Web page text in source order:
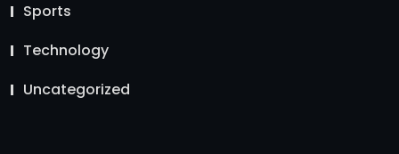
Sports
Technology
Uncategorized